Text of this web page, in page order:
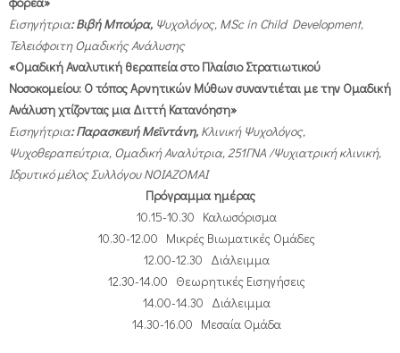
Εισηγήτρια: Βιβή Μπούρα, Ψυχολόγος, MSc in Child Development,
Τελειόφοιτη Ομαδικής Ανάλυσης
«Ομαδική Αναλυτική θεραπεία στο Πλαίσιο Στρατιωτικού
Νοσοκομείου: Ο τόπος Αρνητικών Μύθων συναντιέται με την Ομαδική
Ανάλυση χτίζοντας μια Διττή Κατανόηση»
Εισηγήτρια: Παρασκευή Μεϊντάνη, Κλινική Ψυχολόγος,
Ψυχοθεραπεύτρια, Ομαδική Αναλύτρια, 251ΓΝΑ /Ψυχιατρική κλινική,
Ιδρυτικό μέλος Συλλόγου ΝΟΙΑΖΟΜΑΙ
Πρόγραμμα ημέρας
10.15-10.30 Καλωσόρισμα
10.30-12.00 Μικρές Βιωματικές Ομάδες
12.00-12.30 Διάλειμμα
12.30-14.00 Θεωρητικές Εισηγήσεις
14.00-14.30 Διάλειμμα
14.30-16.00 Μεσαία Ομάδα